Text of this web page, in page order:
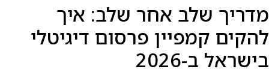
מדריך שלב אחר שלב: איך
להקים קמפיין פרסום דיגיטלי
בישרא⁠ל ב-2026